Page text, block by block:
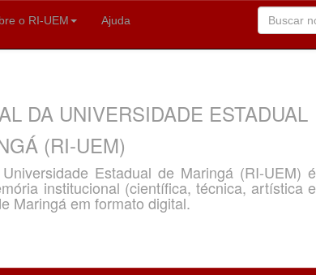
o RI-UEM Ajuda
DA UNIVERSIDADE ESTADUAL
(RI-UEM)
Estadual de Maringá (RI-UEM) é
institucional (científica, técnica, artística e
Maringá em formato digital.